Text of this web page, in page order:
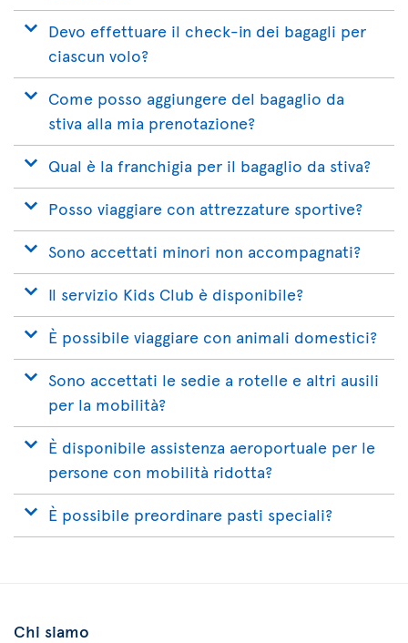
Devo effettuare il check-in dei bagagli per
ciascun volo?
Come posso aggiungere del bagaglio da
stiva alla mia prenotazione?
Qual è la franchigia per il bagaglio da stiva?
Posso viaggiare con attrezzature sportive?
Sono accettati minori non accompagnati?
Il servizio Kids Club è disponibile?
È possibile viaggiare con animali domestici?
Sono accettati le sedie a rotelle e altri ausili
per la mobilità?
È disponibile assistenza aeroportuale per le
persone con mobilità ridotta?
È possibile preordinare pasti speciali?
Chi siamo